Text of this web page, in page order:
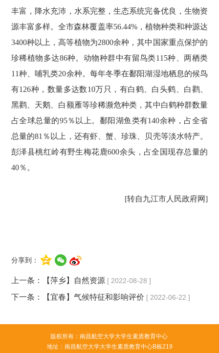
丰富，降水充沛，水系完整，生态系统完备优良，生物资
源丰富多样。全市森林覆盖率56.44%，植物种类和种源达
3400种以上，高等植物为2800余种，其中国家重点保护的
珍稀植物多达86种。动物种群中有留鸟类115种、两栖类
11种、哺乳类20余种。每年冬季在鄱阳湖湿地栖息的候鸟
有126种，数量多达数10万只，有白鹤、白头鹤、白鹳、
黑鹳、天鹅、白额雁等珍稀濒危种类，其中白鹤种群数量
占全球总量的95％以上。鄱阳湖鱼类有140余种，占全省
总量的81％以上，还有虾、蟹、珍珠、贝壳等淡水特产。
彭泽县桃红岭有野生梅花鹿600余头，占全国现存总量的
40％。
[转自九江市人民政府网]
分享到：
上一条： 【萍乡】自然资源 [ 2022-08-28 ]
下一条： 【宜春】气候特征和影响评价 [ 2022-06-22 ]
版权所有：南昌航空大学大学生素质教育中心
地址：南昌航空大学大学生素质教育中心B栋219